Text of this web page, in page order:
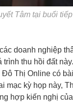
Tâm tại buổi
doanh nghiệp
thu hồi đất này.
Thị Online có
mạc kỳ họp này,
hợp kiến nghị